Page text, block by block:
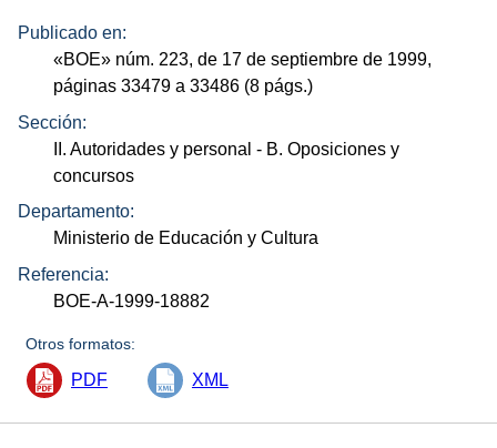
Publicado en:
«BOE» núm. 223, de 17 de septiembre de 1999,
páginas 33479 a 33486 (8 págs.)
Sección:
II. Autoridades y personal - B. Oposiciones y
concursos
Departamento:
Ministerio de Educación y Cultura
Referencia:
BOE-A-1999-18882
Otros formatos:
PDF XML